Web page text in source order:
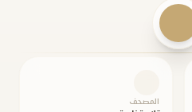
المصحف